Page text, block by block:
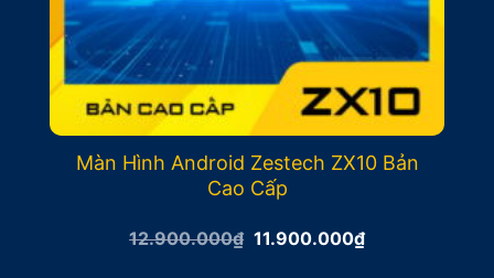
Màn Hình Android Zestech ZX10 Bản
Cao Cấp
12.900.000₫ Giá
11.900.000₫Giá
hiện